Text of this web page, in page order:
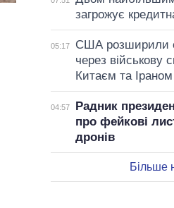
загрожує
05:17
США розширили
через військову
Китаєм та Іраном
04:57
Радник
про фейкові
дронів
Більше